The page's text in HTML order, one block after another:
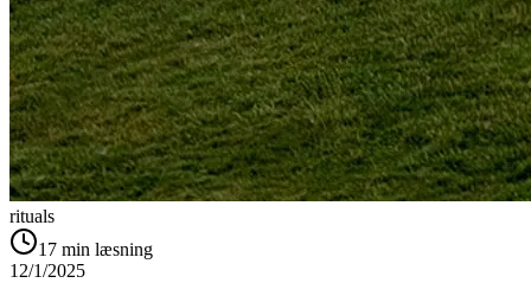
rituals
17 min læsning
12/1/2025